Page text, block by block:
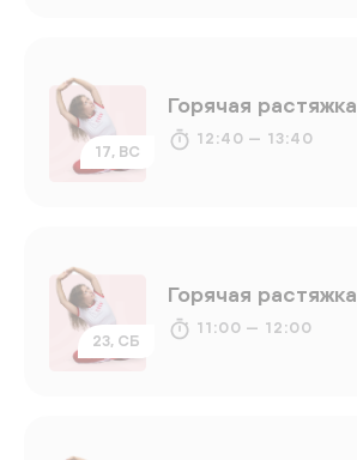
17, ВС
Горячая растяжка
12:40 — 13:40
23, СБ
Горячая растяжка
11:00 — 12:00